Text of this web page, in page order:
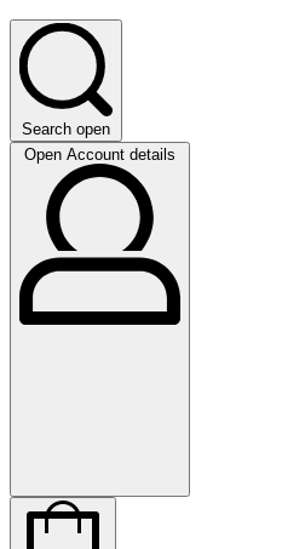
Search open
Open Account details